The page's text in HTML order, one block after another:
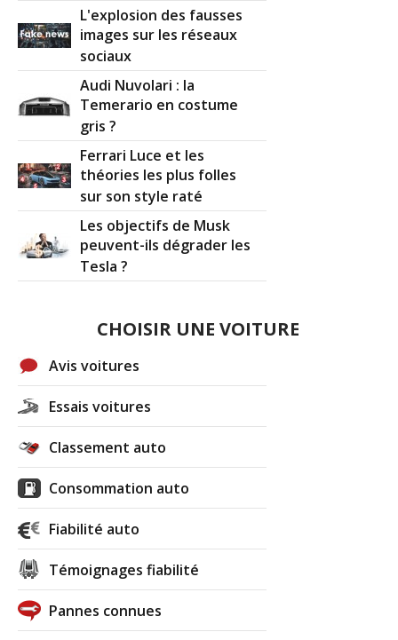
L'explosion des fausses
images sur les réseaux
sociaux
Audi Nuvolari : la
Temerario en costume
gris ?
Ferrari Luce et les
théories les plus folles
sur son style raté
Les objectifs de Musk
peuvent-ils dégrader les
Tesla ?
CHOISIR UNE VOITURE
Avis voitures
Essais voitures
Classement auto
Consommation auto
Fiabilité auto
Témoignages fiabilité
Pannes connues